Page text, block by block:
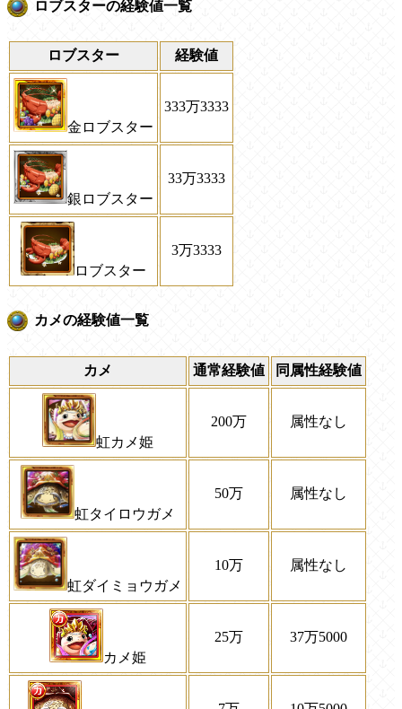
ロブスターの経験値一覧
ロブスター 経験値
金ロブスター
333万3333
銀ロブスター
33万3333
ロブスター
3万3333
カメの経験値一覧
カメ 通常経験値 同属性経験値
虹カメ姫
200万 属性なし
虹タイロウガメ
50万 属性なし
虹ダイミョウガメ
10万 属性なし
カメ姫
25万 37万5000